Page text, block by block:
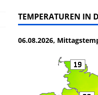
TEMPERATUREN IN
06.08.2026,